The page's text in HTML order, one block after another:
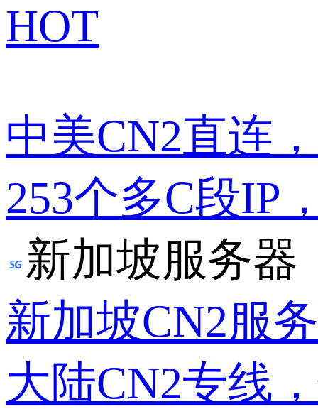
HOT
中美CN2直连
253个多C段IP
新加坡服务器
新加坡CN2服
大陆CN2专线